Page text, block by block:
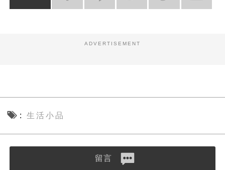
ADVERTISEMENT
生活小品
留言